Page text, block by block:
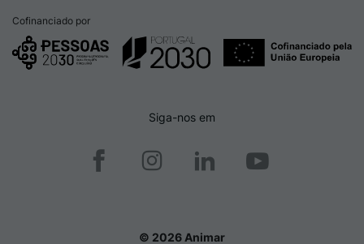
Cofinanciado por
Siga-nos em
© 2026 Animar